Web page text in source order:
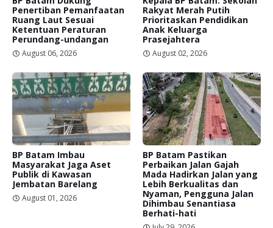
Penertiban Pemanfaatan
Ruang Laut Sesuai
Ketentuan Peraturan
Perundang-undangan
August 06, 2026
Rakyat Merah Putih
Prioritaskan Pendidikan
Anak Keluarga
Prasejahtera
August 02, 2026
BP Batam Imbau
Masyarakat Jaga Aset
Publik di Kawasan
Jembatan Barelang
August 01, 2026
BP Batam Pastikan
Perbaikan Jalan Gajah
Mada Hadirkan Jalan yang
Lebih Berkualitas dan
Nyaman, Pengguna Jalan
Dihimbau Senantiasa
Berhati-hati